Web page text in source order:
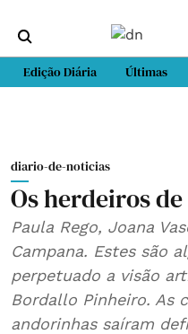
Edição Diária Últimas
diario-de-noticias
Os herdeiros
Paula Rego, Joana
Campana. Estes são
perpetuado a visão
Bordallo Pinheiro. As
andorinhas saíram